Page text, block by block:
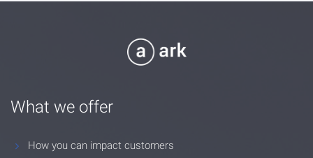
What we offer
How you can impact customers